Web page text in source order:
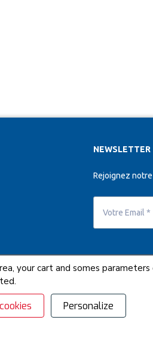
près de chez vous
NEWSLETTER
Rejoignez
NOUS
your cart and somes
Personalize